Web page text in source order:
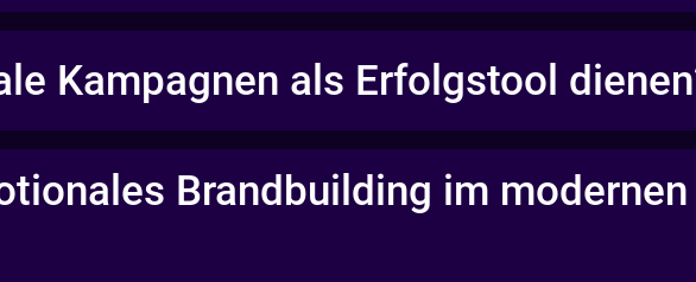
Kampagnen als Erfolgstool
Brandbuilding im modernen